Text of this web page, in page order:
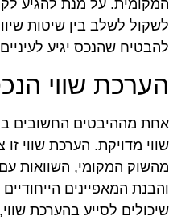
על מנת להגיע
לשלב בין שיטות
שהנכס יגיע לעיניים
שווי
מההיבטים החשובים
מדויקת. הערכת שווי
המקומי, השוואות
המאפיינים
לסייע בהערכת